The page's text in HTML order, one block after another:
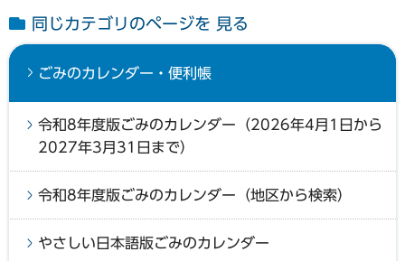
同じカテゴリのページを 見る
ごみのカレンダー・便利帳
令和8年度版ごみのカレンダー（2026年4月1日から
2027年3月31日まで）
令和8年度版ごみのカレンダー（地区から検索）
やさしい日本語版ごみのカレンダー